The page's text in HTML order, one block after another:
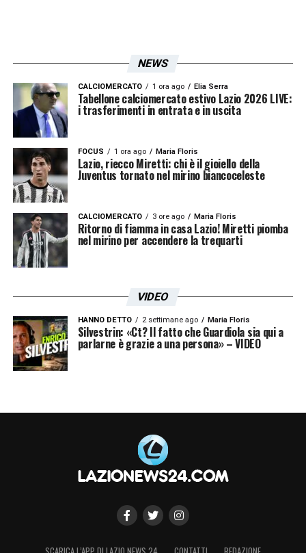
NEWS
CALCIOMERCATO 1 ora ago Elia Serra
Tabellone calciomercato estivo Lazio 2026 LIVE:
i trasferimenti in entrata e in uscita
FOCUS 1 ora ago Maria Floris
Lazio, riecco Miretti: chi è il gioiello della
Juventus tornato nel mirino biancoceleste
CALCIOMERCATO 3 ore ago Maria Floris
Ritorno di fiamma in casa Lazio! Miretti piomba
nel mirino per accendere la trequarti
VIDEO
HANNO DETTO 2 settimane ago Maria Floris
Silvestrin: «Ct? Il fatto che Guardiola sia qui a
parlarne è grazie a una persona» – VIDEO